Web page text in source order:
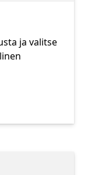
ja valitse